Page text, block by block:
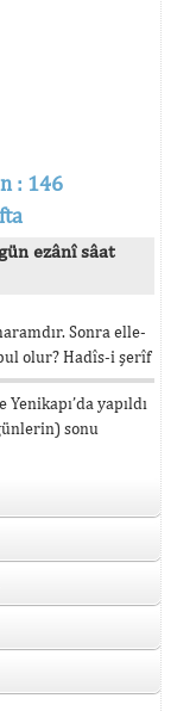
: 146
ezânî sâat
Sonra elle-
olur? Hadîs-i şerîf
yapıldı
sonu